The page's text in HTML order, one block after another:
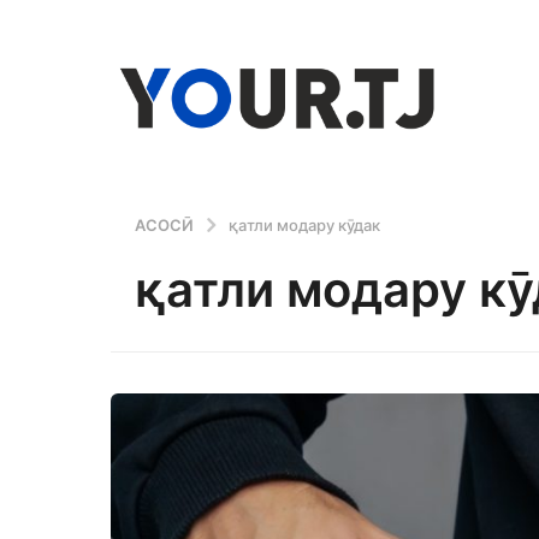
АСОСӢ қатли модару кӯдак
қатли модару